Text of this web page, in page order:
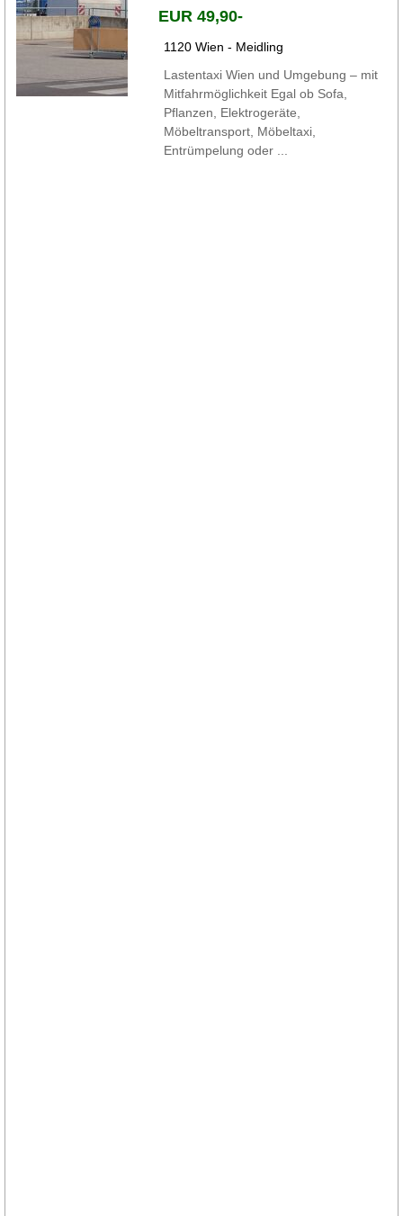
EUR 49,90-
1120 Wien - Meidling
Lastentaxi Wien und Umgebung – mit
Mitfahrmöglichkeit Egal ob Sofa,
Pflanzen, Elektrogeräte,
Möbeltransport, Möbeltaxi,
Entrümpelung oder ...